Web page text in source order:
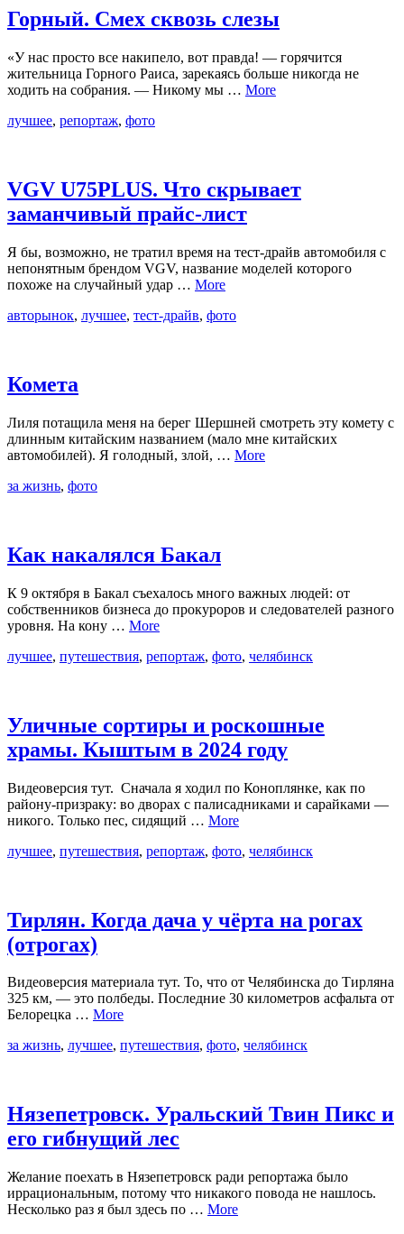
Горный. Смех сквозь слезы
«У нас просто все накипело, вот правда! — горячится
жительница Горного Раиса, зарекаясь больше никогда не
ходить на собрания. — Никому мы … More
лучшее, репортаж, фото
VGV U75PLUS. Что скрывает
заманчивый прайс-лист
Я бы, возможно, не тратил время на тест-драйв автомобиля с
непонятным брендом VGV, название моделей которого
похоже на случайный удар … More
авторынок, лучшее, тест-драйв, фото
Комета
Лиля потащила меня на берег Шершней смотреть эту комету с
длинным китайским названием (мало мне китайских
автомобилей). Я голодный, злой, … More
за жизнь, фото
Как накалялся Бакал
К 9 октября в Бакал съехалось много важных людей: от
собственников бизнеса до прокуроров и следователей разного
уровня. На кону … More
лучшее, путешествия, репортаж, фото, челябинск
Уличные сортиры и роскошные
храмы. Кыштым в 2024 году
Видеоверсия тут. Сначала я ходил по Коноплянке, как по
району-призраку: во дворах с палисадниками и сарайками —
никого. Только пес, сидящий … More
лучшее, путешествия, репортаж, фото, челябинск
Тирлян. Когда дача у чёрта на рогах
(отрогах)
Видеоверсия материала тут. То, что от Челябинска до Тирляна
325 км, — это полбеды. Последние 30 километров асфальта от
Белорецка … More
за жизнь, лучшее, путешествия, фото, челябинск
Нязепетровск. Уральский Твин Пикс и
его гибнущий лес
Желание поехать в Нязепетровск ради репортажа было
иррациональным, потому что никакого повода не нашлось.
Несколько раз я был здесь по … More